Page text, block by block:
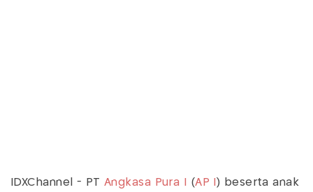
IDXChannel - PTAngkasa Pura I (AP I ) beserta anak